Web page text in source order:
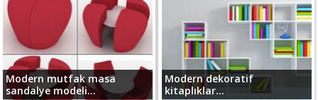
Modern mutfak masa
sandalye modeli...
Modern dekoratif
kitaplıklar...